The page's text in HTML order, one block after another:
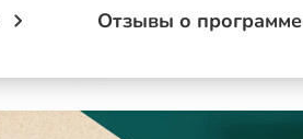
Отзывы о программе